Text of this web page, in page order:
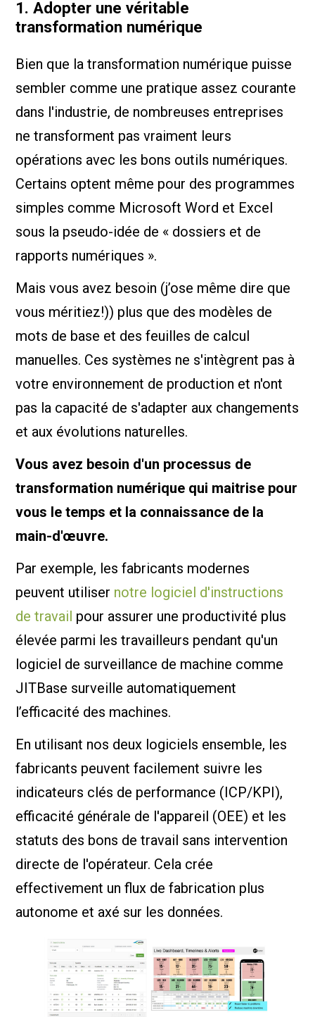
1. Adopter une véritable
transformation numérique
Bien que la transformation numérique puisse
sembler comme une pratique assez courante
dans l'industrie, de nombreuses entreprises
ne transforment pas vraiment leurs
opérations avec les bons outils numériques.
Certains optent même pour des programmes
simples comme Microsoft Word et Excel
sous la pseudo-idée de « dossiers et de
rapports numériques ».
Mais vous avez besoin (j’ose même dire que
vous méritiez!)) plus que des modèles de
mots de base et des feuilles de calcul
manuelles. Ces systèmes ne s'intègrent pas à
votre environnement de production et n'ont
pas la capacité de s'adapter aux changements
et aux évolutions naturelles.
Vous avez besoin d'un processus de
transformation numérique qui maitrise pour
vous le temps et la connaissance de la
main-d'œuvre.
Par exemple, les fabricants modernes
peuvent utiliser notre logiciel d'instructions
de travail pour assurer une productivité plus
élevée parmi les travailleurs pendant qu'un
logiciel de surveillance de machine comme
JITBase surveille automatiquement
l’efficacité des machines.
En utilisant nos deux logiciels ensemble, les
fabricants peuvent facilement suivre les
indicateurs clés de performance (ICP/KPI),
efficacité générale de l'appareil (OEE) et les
statuts des bons de travail sans intervention
directe de l'opérateur. Cela crée
effectivement un flux de fabrication plus
autonome et axé sur les données.